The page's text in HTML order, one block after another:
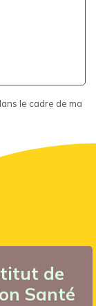
le cadre de ma
de
Santé